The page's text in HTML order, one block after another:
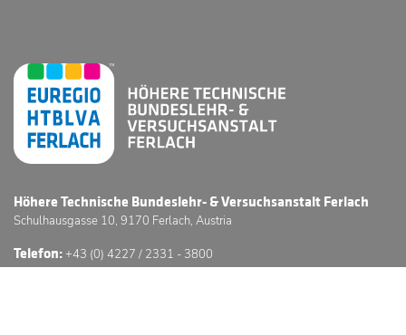
Höhere Technische Bundeslehr- & Versuchsanstalt Ferlach
Schulhausgasse 10, 9170 Ferlach, Austria
Telefon:+43 (0) 4227 / 2331 - 3800
E-Mail: